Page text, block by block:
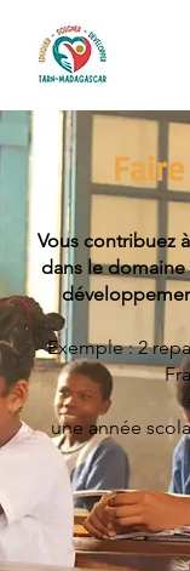
Vous contribuez
dans le
Exemple : 2
une année